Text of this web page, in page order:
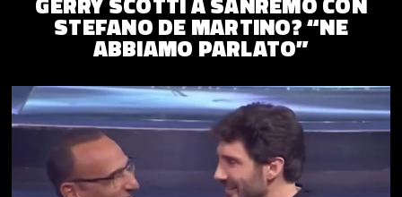
STEFANO DE MARTINO? “NE
ABBIAMO PARLATO”